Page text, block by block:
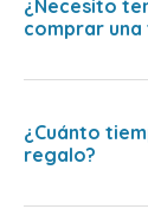
¿Necesito
comprar
¿Cuánto
regalo?